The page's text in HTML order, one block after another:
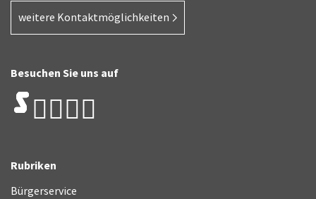
weitere Kontaktmöglichkeiten
Besuchen Sie uns auf
Rubriken
Bürgerservice